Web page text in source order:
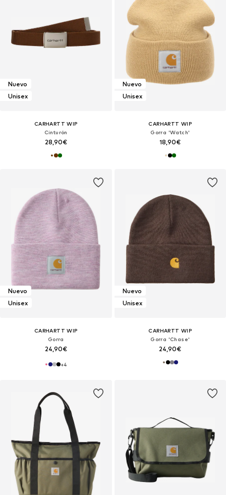
Nuevo
Unisex
CARHARTT WIP
Cinturón
28,90€
Nuevo
Unisex
CARHARTT WIP
Gorra 'Watch'
18,90€
Nuevo
Unisex
CARHARTT WIP
Gorra
24,90€
+4
Nuevo
Unisex
CARHARTT WIP
Gorra 'Chase'
24,90€